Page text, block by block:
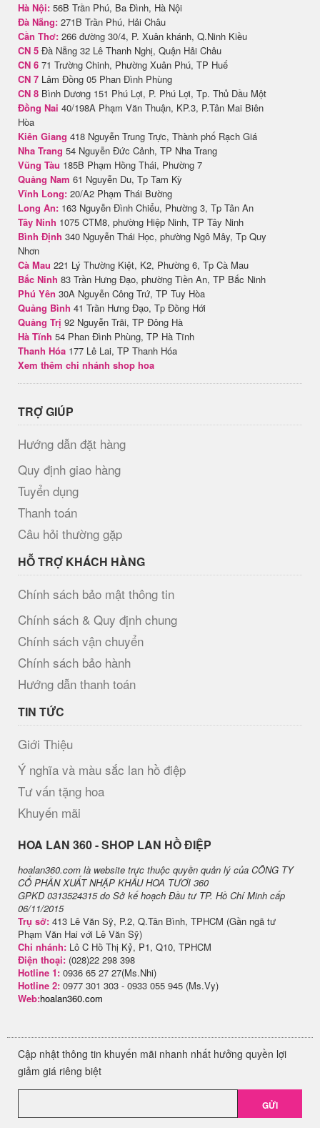
Hà Nội: 56B Trần Phú, Ba Đình, Hà Nội
Đà Nẵng: 271B Trần Phú, Hải Châu
Cần Thơ: 266 đường 30/4, P. Xuân khánh, Q.Ninh Kiều
CN 5 Đà Nẵng 32 Lê Thanh Nghị, Quận Hải Châu
CN 6 71 Trường Chinh, Phường Xuân Phú, TP Huế
CN 7 Lâm Đồng 05 Phan Đình Phùng
CN 8 Bình Dương 151 Phú Lợi, P. Phú Lợi, Tp. Thủ Dầu Một
Đồng Nai 40/198A Phạm Văn Thuận, KP.3, P.Tân Mai Biên
Hòa
Kiên Giang 418 Nguyễn Trung Trực, Thành phố Rạch Giá
Nha Trang 54 Nguyễn Đức Cảnh, TP Nha Trang
Vũng Tàu 185B Phạm Hồng Thái, Phường 7
Quảng Nam 61 Nguyễn Du, Tp Tam Kỳ
Vĩnh Long: 20/A2 Phạm Thái Bường
Long An: 163 Nguyễn Đình Chiểu, Phường 3, Tp Tân An
Tây Ninh 1075 CTM8, phường Hiệp Ninh, TP Tây Ninh
Bình Định 340 Nguyễn Thái Học, phường Ngô Mây, Tp Quy
Nhơn
Cà Mau 221 Lý Thường Kiệt, K2, Phường 6, Tp Cà Mau
Bắc Ninh 83 Trần Hưng Đạo, phường Tiền An, TP Bắc Ninh
Phú Yên 30A Nguyễn Công Trứ, TP Tuy Hòa
Quảng Bình 41 Trần Hưng Đạo, Tp Đồng Hới
Quảng Trị 92 Nguyễn Trãi, TP Đông Hà
Hà Tĩnh 54 Phan Đình Phùng, TP Hà Tĩnh
Thanh Hóa 177 Lê Lai, TP Thanh Hóa
Xem thêm chi nhánh shop hoa
TRỢ GIÚP
Hướng dẫn đặt hàng
Quy định giao hàng
Tuyển dụng
Thanh toán
Câu hỏi thường gặp
HỖ TRỢ KHÁCH HÀNG
Chính sách bảo mật thông tin
Chính sách & Quy định chung
Chính sách vận chuyển
Chính sách bảo hành
Hướng dẫn thanh toán
TIN TỨC
Giới Thiệu
Ý nghĩa và màu sắc lan hồ điệp
Tư vấn tặng hoa
Khuyến mãi
H​OA LAN 360 - SHOP LAN HỒ ĐIỆP
hoalan360.com là website trực thuộc quyền quản lý của CÔNG TY
CỔ PHẦN XUẤT NHẬP KHẨU HOA TƯƠI 360
GPKD 0313524315 do Sở kế hoạch Đầu tư TP. Hồ Chí Minh cấp
06/11/2015
Trụ sở: 413 Lê Văn Sỹ, P.2, Q.Tân Bình, TPHCM (Gần ngã tư
Phạm Văn Hai với Lê Văn Sỹ)
Chi nhánh: Lô C Hồ Thị Kỷ, P1, Q10, TPHCM
Điện thoại: (028)22 298 398
Hotline 1: 0936 65 27 27(Ms.Nhi)
Hotline 2: 0977 301 303 - 0933 055 945 (Ms.Vy)
Web:hoalan360.com
Cập nhật thông tin khuyến mãi nhanh nhất hưởng quyền lợi
giảm giá riêng biệt
GỬI